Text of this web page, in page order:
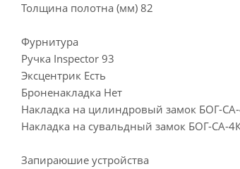
Толщина полотна (мм) 82
Фурнитура
Ручка Inspector 93
Эксцентрик Есть
Броненакладка Нет
Накладка на цилиндровый замок БОГ-
Накладка на сувальдный замок БОГ-СА-
Запираюшие устройства